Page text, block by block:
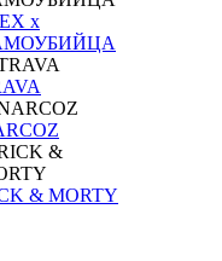
х
& MORTY